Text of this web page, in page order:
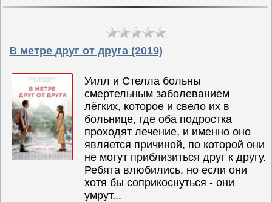
В метре друг от друга (2019)
Уилл и Стелла больны
смертельным заболеванием
лёгких, которое и свело их в
больнице, где оба подростка
проходят лечение, и именно оно
является причиной, по которой они
не могут приблизиться друг к другу.
Ребята влюбились, но если они
хотя бы соприкоснуться - они
умрут...